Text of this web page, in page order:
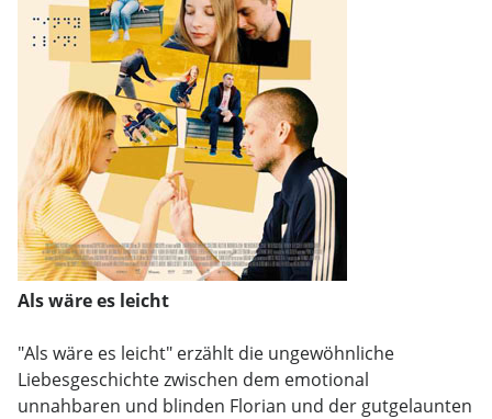
Als wäre es leicht
"Als wäre es leicht" erzählt die ungewöhnliche
Liebesgeschichte zwischen dem emotional
unnahbaren und blinden Florian und der gutgelaunten